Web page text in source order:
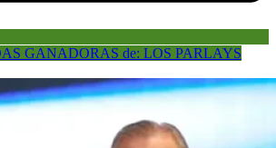
GANADORAS de: LOS PARLAYS